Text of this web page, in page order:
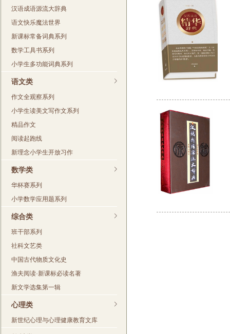
汉语成语源流大辞典
语文快乐魔法世界
新课标常备词典系列
数学工具书系列
小学生多功能词典系列
语文类
作文全观察系列
小学生读美文写作文系列
精品作文
阅读起跑线
新理念小学生开放习作
数学类
华杯赛系列
小学数学应用题系列
综合类
班干部系列
社科文艺类
中国古代物质文化史
渔夫阅读·新课标必读名著
新文学选集第一辑
心理类
新世纪心理与心理健康教育文库